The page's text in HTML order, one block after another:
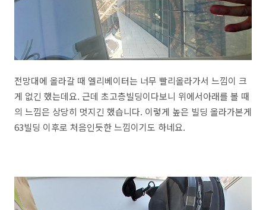
전망대에 올라갈 때 엘리베이터는 너무 빨리올라가서 느낌이 크
게 없긴 했는데요. 근데 초고층빌딩이다보니 위에서아래를 볼 때
의 느낌은 상당히 멋지긴 했습니다. 이렇게 높은 빌딩 올라가본게
63빌딩 이후로 처음인듯한 느낌이기도 하네요.